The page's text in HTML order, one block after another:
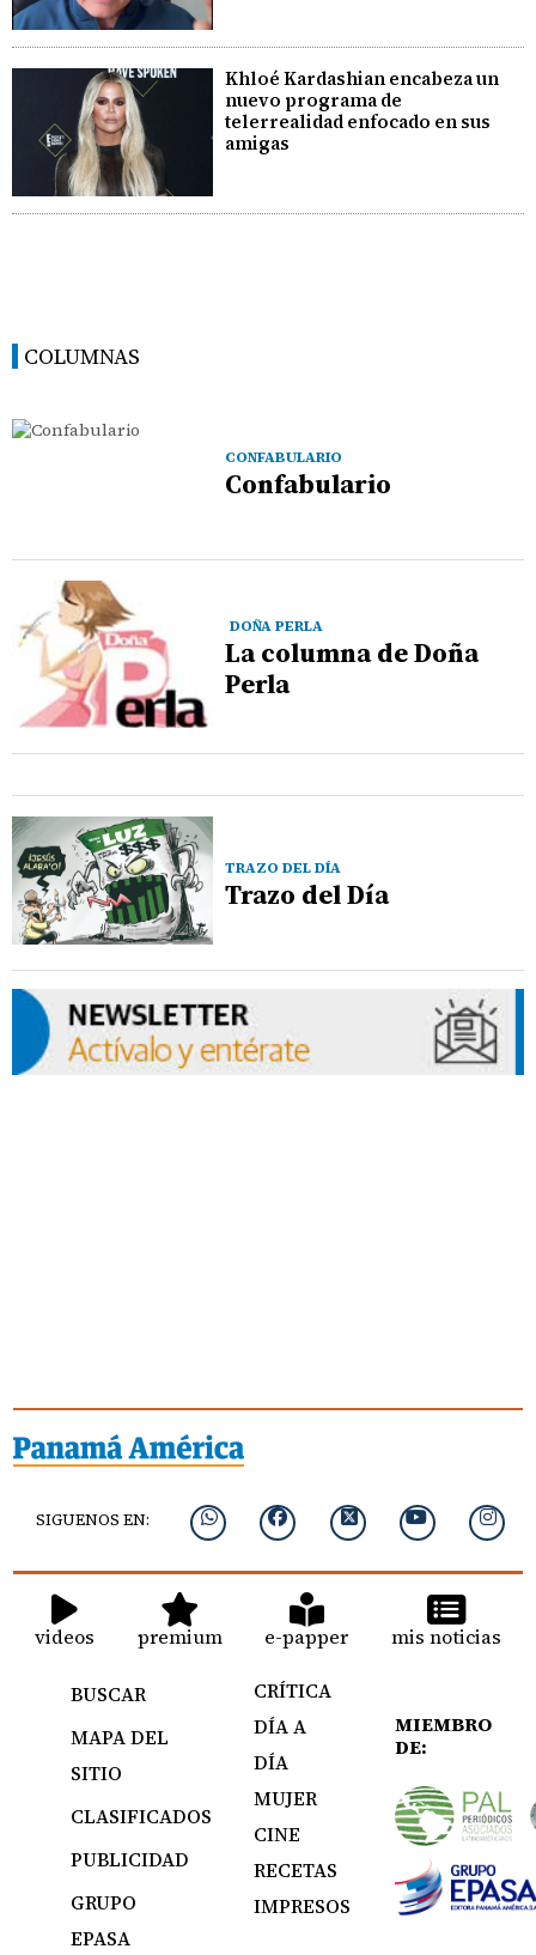
Khloé Kardashian encabeza un
nuevo programa de
telerrealidad enfocado en sus
amigas
COLUMNAS
CONFABULARIO
Confabulario
DOÑA PERLA
La columna de Doña
Perla
TRAZO DEL DÍA
Trazo del Día
SIGUENOS EN:
videos premium e-papper mis noticias
BUSCAR
MAPA DEL
SITIO
CLASIFICADOS
PUBLICIDAD
GRUPO
EPASA
CRÍTICA
DÍA A
DÍA
MUJER
CINE
RECETAS
IMPRESOS
MIEMBRO
DE: